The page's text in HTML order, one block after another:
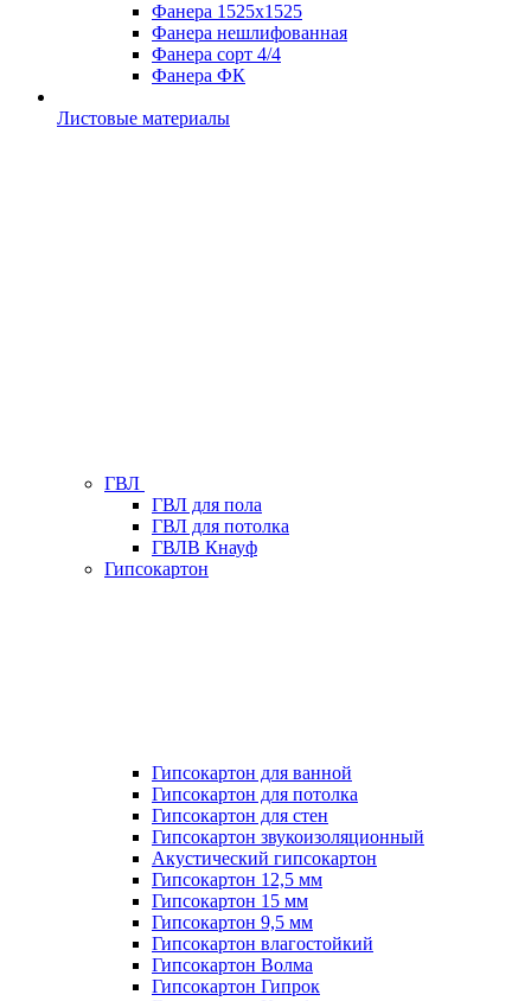
Фанера 1525х1525
Фанера нешлифованная
Фанера сорт 4/4
Фанера ФК
Листовые материалы
ГВЛ
ГВЛ для пола
ГВЛ для потолка
ГВЛВ Кнауф
Гипсокартон
Гипсокартон для ванной
Гипсокартон для потолка
Гипсокартон для стен
Гипсокартон звукоизоляционный
Акустический гипсокартон
Гипсокартон 12,5 мм
Гипсокартон 15 мм
Гипсокартон 9,5 мм
Гипсокартон влагостойкий
Гипсокартон Волма
Гипсокартон Гипрок